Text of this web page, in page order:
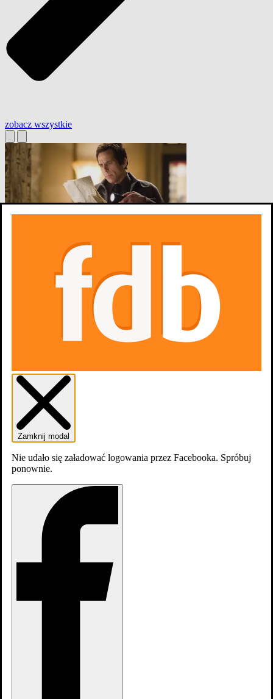
zobacz wszystkie
Noc w muzeum
Noc w muzeum: Tajemnica grobowca
Noc w muzeum: Tajemnica grobowca
Zamknij modal
Nie udało się załadować logowania przez Facebooka. Spróbuj
ponownie.